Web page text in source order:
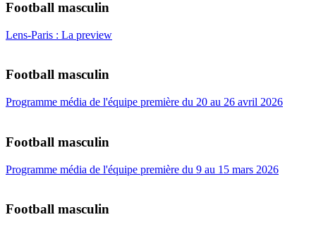
Football masculin
Lens-Paris : La preview
Football masculin
Programme média de l'équipe première du 20 au 26 avril 2026
Football masculin
Programme média de l'équipe première du 9 au 15 mars 2026
Football masculin